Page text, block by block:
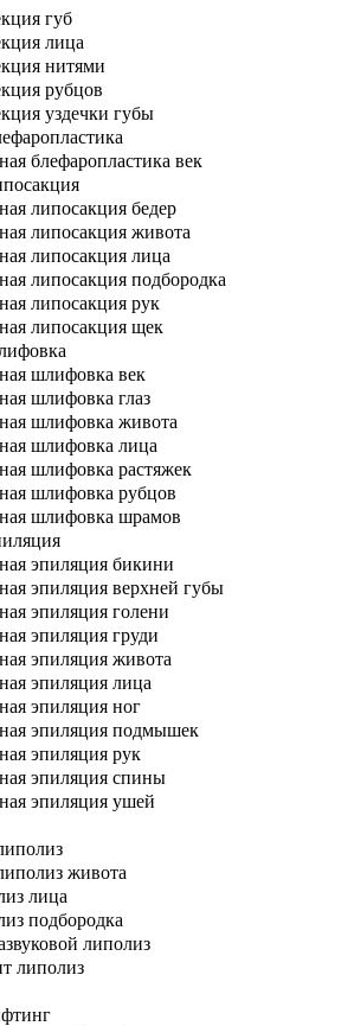
губ
лица
нитями
рубцов
уздечки губы
блефаропластика век
липосакция бедер
липосакция живота
липосакция лица
липосакция подбородка
липосакция рук
липосакция щек
шлифовка век
шлифовка глаз
шлифовка живота
шлифовка лица
шлифовка растяжек
шлифовка рубцов
шлифовка шрамов
эпиляция бикини
эпиляция верхней губы
эпиляция голени
эпиляция груди
эпиляция живота
эпиляция лица
эпиляция ног
эпиляция подмышек
эпиляция рук
эпиляция спины
эпиляция ушей
живота
лица
подбородка
липолиз
липолиз